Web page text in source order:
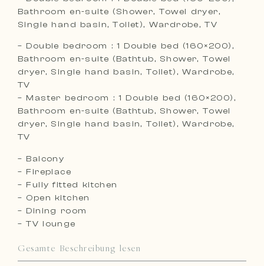
Bathroom en-suite (Shower, Towel dryer,
Single hand basin, Toilet), Wardrobe, TV
– Double bedroom : 1 Double bed (160×200),
Bathroom en-suite (Bathtub, Shower, Towel
dryer, Single hand basin, Toilet), Wardrobe,
TV
– Master bedroom : 1 Double bed (160×200),
Bathroom en-suite (Bathtub, Shower, Towel
dryer, Single hand basin, Toilet), Wardrobe,
TV
– Balcony
– Fireplace
– Fully fitted kitchen
– Open kitchen
– Dining room
– TV lounge
Gesamte Beschreibung lesen